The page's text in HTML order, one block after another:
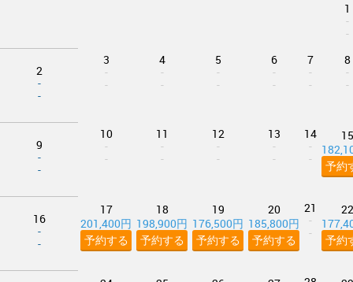
1
-
-
2
-
-
3
-
-
4
-
-
5
-
-
6
-
-
7
-
-
8
-
-
9
-
-
10
-
-
11
-
-
12
-
-
13
-
-
14
-
-
15
予約
16
-
-
17
201,400円
予約する
18
198,900円
予約する
19
176,500円
予約する
20
185,800円
予約する
21
-
-
22
予約